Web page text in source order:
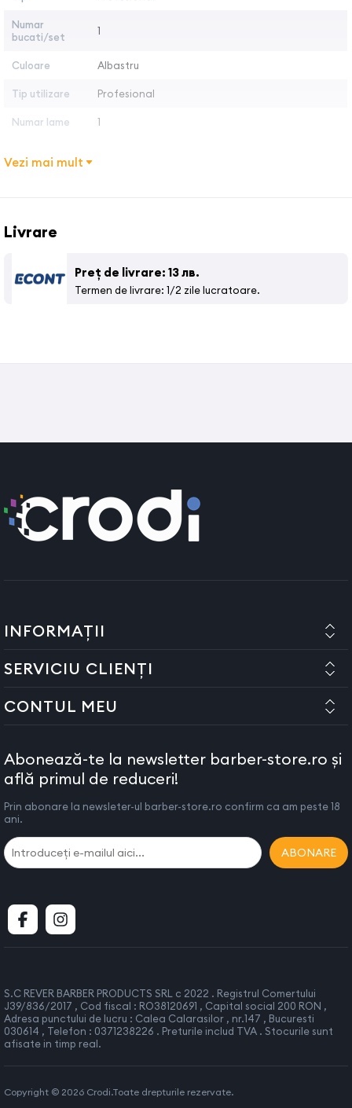
Numar
bucati/set
1
Culoare Albastru
Tip utilizare Profesional
Numar lame 1
Vezi mai mult
Livrare
Preț de livrare: 13 лв.
Termen de livrare: 1/2 zile lucratoare.
INFORMAȚII
SERVICIU CLIENȚI
CONTUL MEU
Abonează-te la newsletter barber-store.ro și
află primul de reduceri!
Prin abonare la newsleter-ul barber-store.ro confirm ca am peste 18
ani.
ABONARE
S.C REVER BARBER PRODUCTS SRL c 2022 . Registrul Comertului
J39/836/2017 , Cod fiscal : RO38120691 , Capital social 200 RON ,
Adresa punctului de lucru : Calea Calarasilor , nr.147 , Bucuresti
030614 , Telefon : 0371238226 . Preturile includ TVA . Stocurile sunt
afisate in timp real.
Copyright © 2026 Crodi.Toate drepturile rezervate.